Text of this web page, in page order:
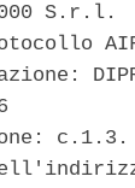
S.r.l.
c.1.3.